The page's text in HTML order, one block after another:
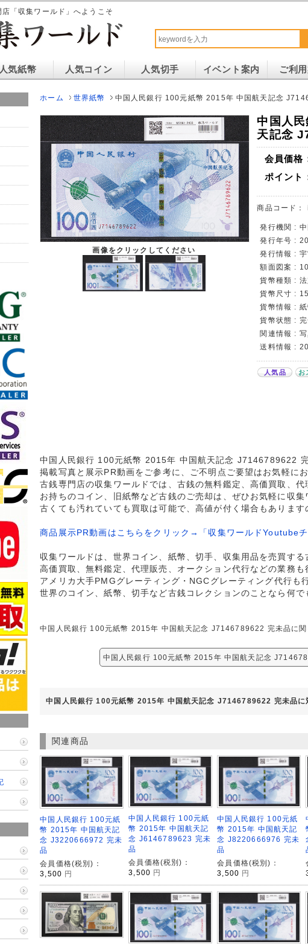
「収集ワールド」へようこそ
人気紙幣 人気コイン 人気切手 イベント案内 ご利
ホーム 世界紙幣 中国人民銀行 100元紙幣 2015年 中国航天記念
画像をクリックしてください
中国人
天記念
会員価格
ポイント
商品コード：
発行機関 :
発行年号 :
発行情報 :
額面図案 :
貨幣種類 :
貨幣尺寸 :
貨幣情報 :
貨幣状態 :
関連情報 :
送料情報 :
人気品 お
中国人民銀行 100元紙幣 2015年 中国航天記念 J7146789622 完
掲載写真と展示PR動画をご参考に、ご不明点ご要望はお気軽にお
古銭専門店の収集ワールドでは、古銭の無料鑑定、高価買取、代
お持ちのコイン、旧紙幣など古銭のご売却は、ぜひお気軽に収集
古くても汚れていても買取は可能で、高値が付く場合もあります
商品展示PR動画はこちらをクリック→「収集ワールドYoutube
収集ワールドは、世界コイン、紙幣、切手、収集用品を売買する
高価買取、無料鑑定、代理販売、オークション代行などの業務も
アメリカ大手PMGグレーティング・NGCグレーティング代行も
世界のコイン、紙幣、切手など古銭コレクションのことなら何で
中国人民銀行 100元紙幣 2015年 中国航天記念 J7146789622 完未品に関
中国人民銀行 100元紙幣 2015年 中国航天記念
中国人民銀行 100元紙幣 2015年 中国航天記念 J7146789622 完未品に
関連商品
中国人民銀行 100元紙
幣 2015年 中国航天記
念 J3220666972 完未
品
会員価格(税別)：
3,500 円
中国人民銀行 100元紙
幣 2015年 中国航天記
念 J6146789623 完未
品
会員価格(税別)：
3,500 円
中国人民銀行 100元紙
幣 2015年 中国航天記
念 J8220666976 完未
品
会員価格(税別)：
3,500 円